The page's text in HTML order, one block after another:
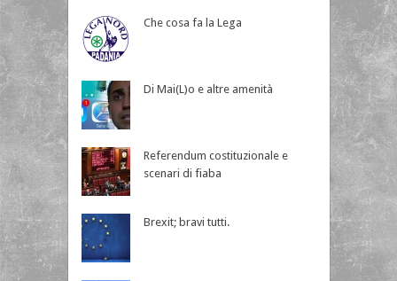
Che cosa fa la Lega
Di Mai(L)o e altre amenità
Referendum costituzionale e
scenari di fiaba
Brexit; bravi tutti.